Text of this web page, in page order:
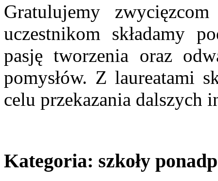
Gratulujemy
uczestnikom składamy
pasję tworzenia oraz
pomysłów. Z laureatami
celu przekazania dalszych
Kategoria: szkoły